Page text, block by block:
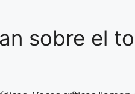
sobre el